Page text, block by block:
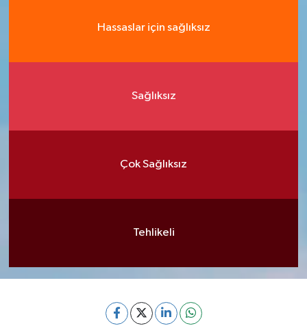
Hassaslar için sağlıksız
Sağlıksız
Çok Sağlıksız
Tehlikeli